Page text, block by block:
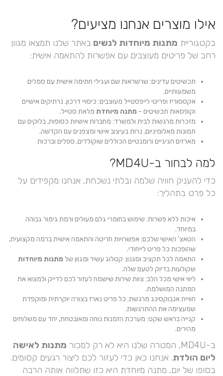
אילו מוצרים אנחנו מציעים?
בקטגוריית מתנות מיוחדות לנשים באתר שלנו תמצאו מגוון
רחב של פריטים מעוצבים עם אפשרות להתאמה אישית:
תכשיטים עדינים: שרשראות שם ועגילי חתימה אישית עם סמלים
משמעותיים.
אקססוריז ופריטי לייפסטייל מעוצבים: כיסויי דרכון, נרתיקים אישיים
וקופסאות תכשיטים - מתנה מיוחדת מלאת סטייל.
מזכרות מרגשות לבית ולמשרד: מחברות אישיות כסופות, בלוקים עם
תמונות מאלומיניום, נרות בעיצוב אישי ומצפנים עם הקדשה.
מארזים חגיגיים ורומנטיים הכוללים שוקולדים, ספלים וברכות
למה לבחור ב-MD4U?
כדי להעניק חוויה שלמה ובלתי נשכחת, אנחנו מקפידים על
כל פרט בתהליך:
איכות ללא פשרות: שימוש בחומרי גלם מעולים ורמת גימור גבוהה
במיוחד.
הטאצ' האישי שלכם: אפשרויות חריטה והתאמה אישית ברמה מקצועית,
שהופכות כל פריט לייחודי.
התאמה לכל תקציב וסגנון: קטלוג עשיר ומגוון של מתנות מיוחדות
שקולעות בדיוק לטעם שלה.
ליווי אישי מכל הלב: צוות שירות שישמח לעזור לכם לדייק ולמצוא את
המתנה המושלמת.
חוויית אנבוקסינג מרגשת: כל פריט נארז בצורה יוקרתית ומוקפדת
שמעצימה את ההתרגשות.
קנייה בראש שקט: מערכת הזמנות נוחה ומאובטחת, יחד עם משלוחים
מהירים.
ב-MD4U, המטרה שלנו היא לא רק למכור
מתנות לאישה
ליום הולדת. אנחנו כאן כדי לעזור לכם ליצור רגעים קסומים.
בסופו של יום, מתנה מיוחדת היא כזו שתלווה אותה הרבה